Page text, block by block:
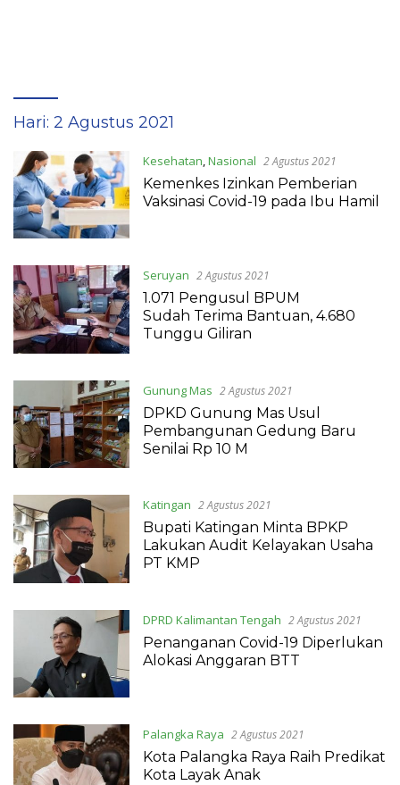
Hari: 2 Agustus 2021
Kesehatan,Nasional 2 Agustus 2021
Kemenkes Izinkan Pemberian
Vaksinasi Covid-19 pada Ibu Hamil
Seruyan 2 Agustus 2021
1.071 Pengusul BPUM
Sudah Terima Bantuan, 4.680
Tunggu Giliran
Gunung Mas 2 Agustus 2021
DPKD Gunung Mas Usul
Pembangunan Gedung Baru
Senilai Rp 10 M
Katingan 2 Agustus 2021
Bupati Katingan Minta BPKP
Lakukan Audit Kelayakan Usaha
PT KMP
DPRD Kalimantan Tengah 2 Agustus 2021
Penanganan Covid-19 Diperlukan
Alokasi Anggaran BTT
Palangka Raya 2 Agustus 2021
Kota Palangka Raya Raih Predikat
Kota Layak Anak